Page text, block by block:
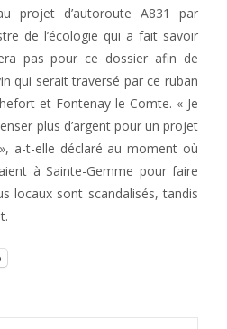
projet d’autoroute A831 par
de l’écologie qui a fait savoir
pas pour ce dossier afin de
qui serait traversé par ce ruban
et Fontenay-le-Comte. « Je
plus d’argent pour un projet
a-t-elle déclaré au moment où
à Sainte-Gemme pour faire
locaux sont scandalisés, tandis